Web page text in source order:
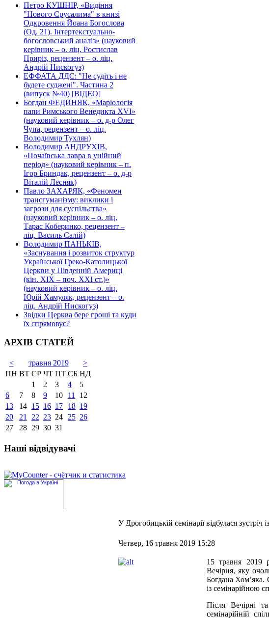
Петро КУШНІР, «Видіння
"Нового Єрусалима" в книзі
Одкровення Йоана Богослова
(Од. 21). Інтертекстуально-
богословський аналіз» (науковий
керівник – о. ліц. Ростислав
Приріз, рецензент – о. ліц.
Андрій Нискогуз)
ЕФФАТА ДДС: "Не судіть і не
будете суджені". Частина 2
(випуск №40) [ВІДЕО]
Богдан ФЕДИНЯК, «Маріологія
папи Римського Венедикта XVI»
(науковий керівник – о. д-р Олег
Чупа, рецензент – о. ліц.
Володимир Тухлян)
Володимир АНДРУХІВ,
«Почаївська лавра в унійний
період» (науковий керівник – п.
Ігор Бриндак, рецензент – о. д-р
Віталій Лесняк)
Павло ЗАХАРЯК, «Феномен
трансгуманізму: виклики і
загрози для суспільства»
(науковий керівник – о. ліц.
Тарас Коберинко, рецензент –
ліц. Василь Салій)
Володимир ПАНЬКІВ,
«Заснування і розвиток структур
Української Греко-Католицької
Церкви у Південній Америці
(кін. ХІХ – поч. ХХІ ст.)»
(науковий керівник – о. ліц.
Юрій Хамуляк, рецензент – о.
ліц. Андрій Нискогуз)
Звідки Церква бере гроші та куди
їх спрямовує?
АРХІВ СТАТЕЙ
< травня 2019
>
ПН ВТ СР ЧТ ПТ СБ НД
1
2 3 4
5
6
7 8 9 10 11
12
13
14 15 16 17 18 19
20
21 22 23 24 25 26
27
28 29 30 31
Наші відвідувачі
У Дрогобицькій семінарії відбулася
Четвер, 16 травня 2019 15:28
15 травня 2019
Вечірня, яку
Богдана Хом’яка.
із семінарійною
Після Вечірні
семінарійній